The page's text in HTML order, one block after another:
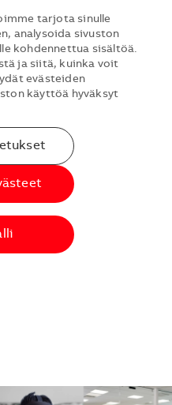
tarjota sinulle
analysoida sivuston
kohdennettua sisältöä.
ja siitä, kuinka voit
evästeiden
käyttöä hyväksyt